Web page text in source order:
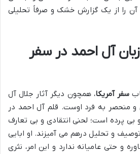
آن را از یک گزارش خشک و صرفاً تحلیلی
آل احمد در سفر
سفر آمریکا، همچون دیگر آثار جلال آل
منحصر به فرد اوست. قلم آل احمد در
بی پرده است؛ لحنی انتقادی و بی تعارف
و تحلیل درهم می آمیزند. او ابایی
و حتی عامیانه ندارد و این امر، نثری